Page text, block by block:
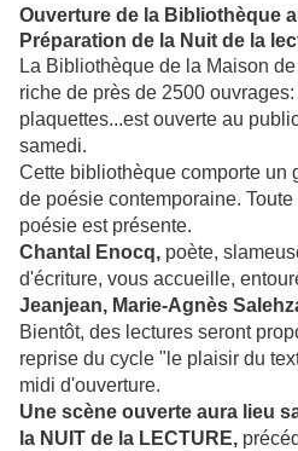
Ouverture de la Bibliothèque
Préparation de la Nuit de la
La Bibliothèque de la Maison
riche de près de 2500
plaquettes...est ouverte au
samedi.
Cette bibliothèque comporte un
de poésie contemporaine.
poésie est présente.
Chantal Enocq, poète,
d'écriture, vous accueille,
Jeanjean, Marie-Agnès
Bientôt, des lectures seront
reprise du cycle "le plaisir du
midi d'ouverture.
Une scène ouverte aura lieu
la NUIT de la LECTURE,